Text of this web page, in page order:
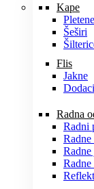
Kape
Šeširi
Flis
Jakne
Dodaci
Radna
Radni
Radne
Radne
Radne